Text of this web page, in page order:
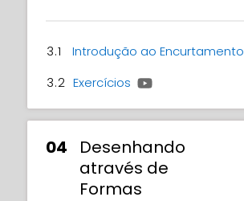
3.1 Introdução ao Encurtamento
3.2 Exercícios
04
Desenhando
através de
Formas